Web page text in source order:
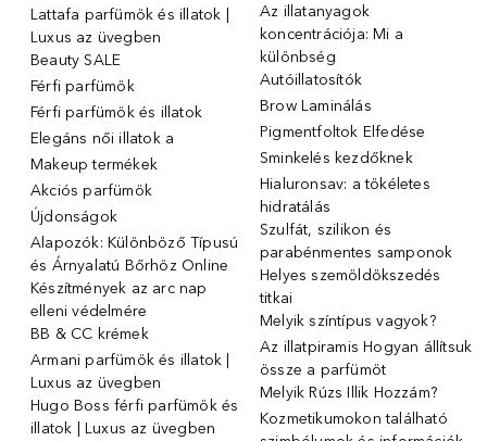
Lattafa parfümök és illatok |
Luxus az üvegben
Beauty SALE
Férfi parfümök
Férfi parfümök és illatok
Elegáns női illatok ️a
Makeup termékek
Akciós parfümök
Újdonságok
Alapozók: Különböző Típusú
és Árnyalatú Bőrhöz Online
Készítmények az arc nap
elleni védelmére
BB & CC krémek
Armani parfümök és illatok |
Luxus az üvegben
Hugo Boss férfi parfümök és
illatok | Luxus az üvegben
Az illatanyagok
koncentrációja: Mi a
különbség
Autóillatosítók
Brow Laminálás
Pigmentfoltok Elfedése
Sminkelés kezdőknek
Hialuronsav: a tökéletes
hidratálás
Szulfát, szilikon és
parabénmentes samponok
Helyes szemöldökszedés
titkai
Melyik színtípus vagyok?
Az illatpiramis Hogyan állítsuk
össze a parfümöt
Melyik Rúzs Illik Hozzám?
Kozmetikumokon található